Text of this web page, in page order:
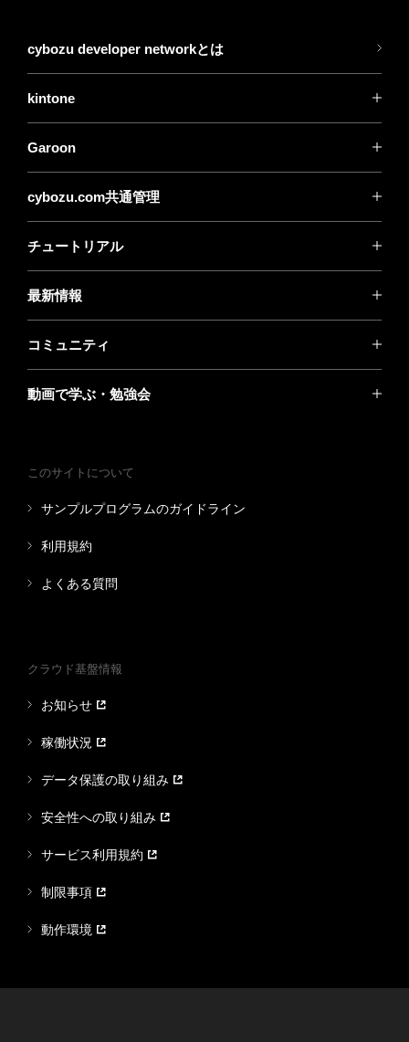
cybozu developer networkとは
kintone
Garoon
cybozu.com共通管理
チュートリアル
最新情報
コミュニティ
動画で学ぶ・勉強会
このサイトについて
サンプルプログラムのガイドライン
利用規約
よくある質問
クラウド基盤情報
お知らせ
稼働状況
データ保護の取り組み
安全性への取り組み
サービス利用規約
制限事項
動作環境